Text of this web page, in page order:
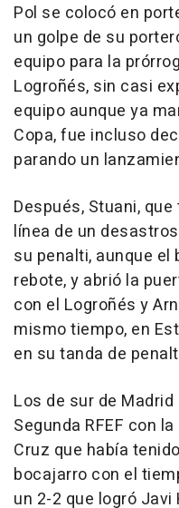
Pol se colocó en
un golpe de su
equipo para la
Logroñés, sin casi
equipo aunque ya
Copa, fue incluso
parando un
Después, Stuani,
línea de un
su penalti, aunque el
rebote, y abrió la
con el Logroñés y
mismo tiempo, en
en su tanda de
Los de sur de
Segunda RFEF con
Cruz que había
bocajarro con el
un 2-2 que logró